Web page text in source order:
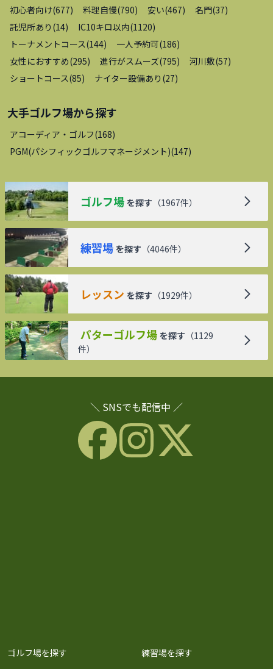
初心者向け(677) 料理自慢(790) 安い(467) 名門(37)
託児所あり (14) IC10キロ以内(1120)
トーナメントコース(144) 一人予約可(186)
女性におすすめ(295) 進行がスムーズ(795) 河川敷(57)
ショートコース(85) ナイター設備あり (27)
大手ゴルフ場から探す
アコーディア・ゴルフ(168)
PGM(パシフィックゴルフマネージメント)(147)
ゴルフ場 を探す （1967件）
練習場 を探す （4046件）
レッスン を探す （1929件）
パターゴルフ場 を探す （1129
件）
＼ SNSでも配信中 ／
ゴルフ場を探す 練習場を探す